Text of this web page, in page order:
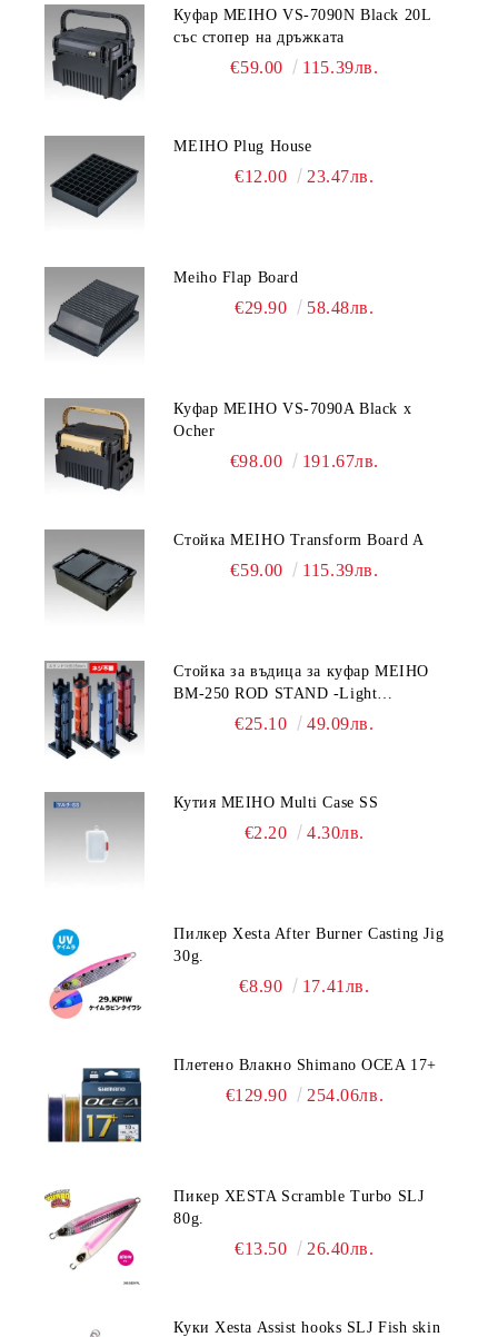
Куфар MEIHO VS-7090N Black 20L
със стопер на дръжката
€59.00 115.39лв.
MEIHO Plug House
€12.00 23.47лв.
Meiho Flap Board
€29.90 58.48лв.
Куфар MEIHO VS-7090A Black x
Ocher
€98.00 191.67лв.
Стойка MEIHO Transform Board A
€59.00 115.39лв.
Стойка за въдица за куфар MEIHO
BM-250 ROD STAND -Light
Blue/Black color
€25.10 49.09лв.
Кутия MEIHO Multi Case SS
€2.20 4.30лв.
Пилкер Xesta After Burner Casting Jig
30g.
€8.90 17.41лв.
Плетено Влакно Shimano OCEA 17+
€129.90 254.06лв.
Пикер XESTA Scramble Turbo SLJ
80g.
€13.50 26.40лв.
Куки Xesta Assist hooks SLJ Fish skin